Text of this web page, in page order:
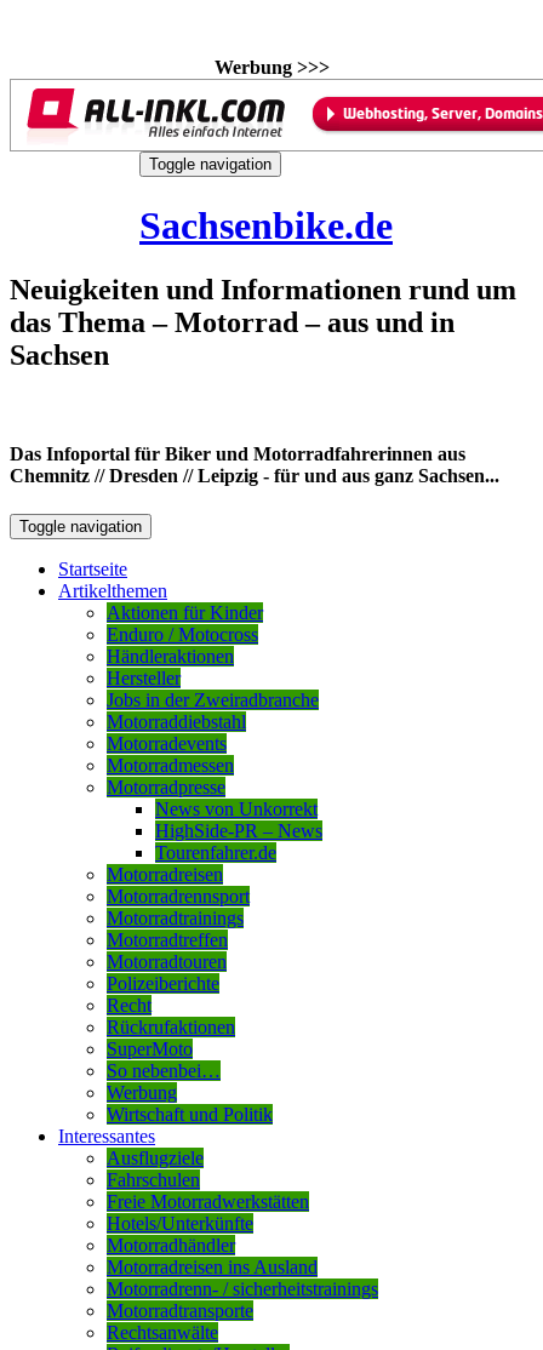
Werbung >>>
Toggle navigation
Sachsenbike.de
Neuigkeiten und Informationen rund um
das Thema – Motorrad – aus und in
Sachsen
Das Infoportal für Biker und Motorradfahrerinnen aus
Chemnitz // Dresden // Leipzig - für und aus ganz Sachsen...
Toggle navigation
Startseite
Artikelthemen
Aktionen für Kinder
Enduro / Motocross
Händleraktionen
Hersteller
Jobs in der Zweiradbranche
Motorraddiebstahl
Motorradevents
Motorradmessen
Motorradpresse
News von Unkorrekt
HighSide-PR – News
Tourenfahrer.de
Motorradreisen
Motorradrennsport
Motorradtrainings
Motorradtreffen
Motorradtouren
Polizeiberichte
Recht
Rückrufaktionen
SuperMoto
So nebenbei…
Werbung
Wirtschaft und Politik
Interessantes
Ausflugziele
Fahrschulen
Freie Motorradwerkstätten
Hotels/Unterkünfte
Motorradhändler
Motorradreisen ins Ausland
Motorradrenn- / sicherheitstrainings
Motorradtransporte
Rechtsanwälte